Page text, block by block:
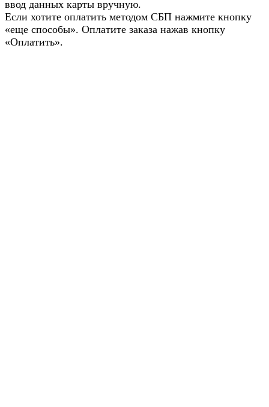
ввод данных карты вручную.
Если хотите оплатить методом СБП нажмите кнопку
«еще способы». Оплатите заказа нажав кнопку
«Оплатить».